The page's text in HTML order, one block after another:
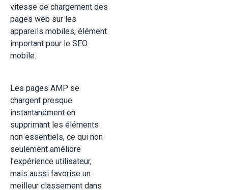
vitesse de chargement des
pages web sur les
appareils mobiles, élément
important pour le SEO
mobile.
Les pages AMP se
chargent presque
instantanément en
supprimant les éléments
non essentiels, ce qui non
seulement améliore
l'expérience utilisateur,
mais aussi favorise un
meilleur classement dans